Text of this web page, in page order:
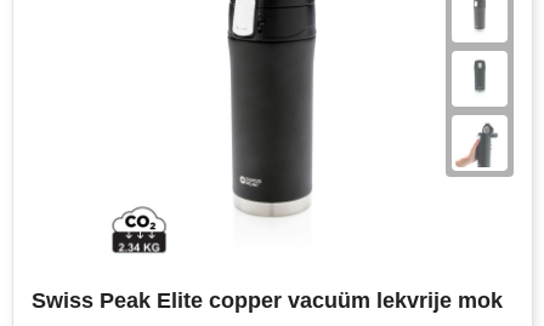
Swiss Peak Elite copper vacuüm lekvrije mok